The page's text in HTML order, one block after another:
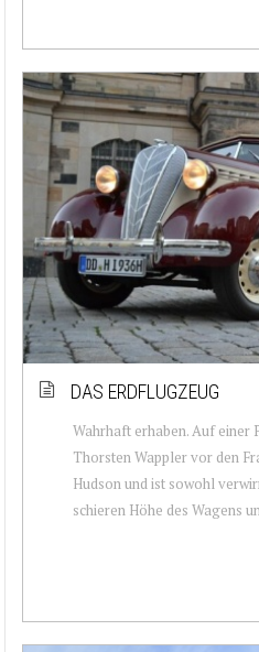
DAS ERDFLUGZEUG
Wahrhaft erhaben. Auf einer
Thorsten Wappler vor den
Hudson und ist sowohl
schieren Höhe des Wagens